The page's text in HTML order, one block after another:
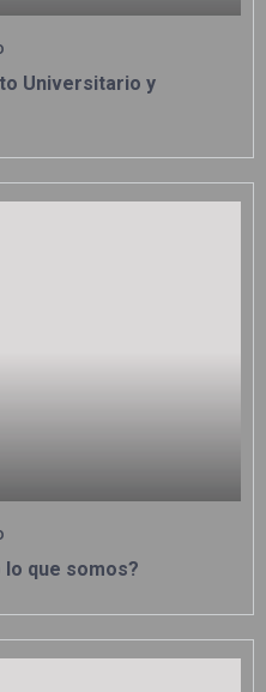
Universitario y
que somos?